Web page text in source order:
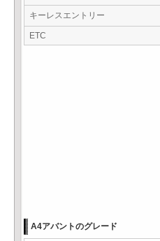
キーレスエントリー
ETC
A4アバントのグレード